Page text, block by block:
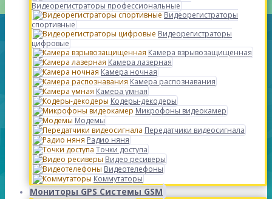
Видеорегистраторы профессиональные
Видеорегистраторы
спортивные
Видеорегистраторы
цифровые
Камера взрывозащищенная
Камера лазерная
Камера ночная
Камера распознавания
Камера умная
Кодеры-декодеры
Микрофоны видеокамер
Модемы
Передатчики видеосигнала
Радио няня
Точки доступа
Видео ресиверы
Видеотелефоны
Коммутаторы
Мониторы GPS Системы GSM